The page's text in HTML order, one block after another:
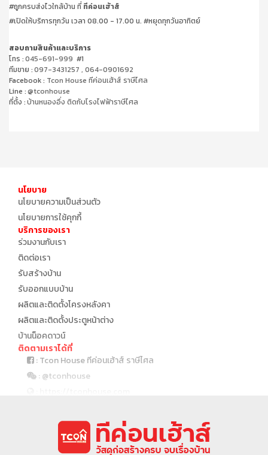
#ถูกครบส่งไวใกล้บ้าน ที่ ทีค่อนเฮ้าส์
#เปิดให้บริการทุกวัน เวลา 08.00 - 17.00 น. #หยุดทุกวันอาทิตย์
สอบถามสินค้าและบริการ
โทร :045-691-999 #1
ทีมขาย :097-3431257 , 064-0901692
Facebook : Tcon House ทีค่อนเฮ้าส์ ราษีไศล
Line :@tconhouse
ที่ตั้ง :บ้านหนองอึ่ง ติดกับโรงไฟฟ้าราษีไศล
นโยบาย
นโยบายความเป็นส่วนตัว
นโยบายการใช้คุกกี้
บริการของเรา
ร่วมงานกับเรา
ติดต่อเรา
รับสร้างบ้าน
รับออกแบบบ้าน
ผลิตและติดตั้งโครงหลังคา
ผลิตและติดตั้งประตูหน้าต่าง
บ้านน็อคดาวน์
ติดตามเราได้ที่
: Tcon House ทีค่อนเฮ้าส์ ราษีไศล
: @tconhouse
บริษัทในเครือ